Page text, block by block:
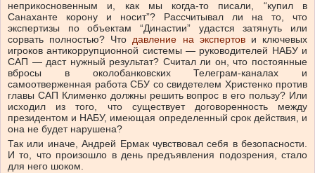
неприкосновенным и, как мы когда-то писали, “купил в
Санаханте корону и носит”? Рассчитывал ли на то, что
экспертизы по объектам “Династии” удастся затянуть или
сорвать полностью? Чтодавление на экспертови ключевых
игроков антикоррупционной системы — руководителей НАБУ и
САП — даст нужный результат? Считал ли он, что постоянные
вбросы в околобанковских Телеграм-каналах и
самоотверженная работа СБУ со свидетелем Христенко против
главы САП Клименко должны решить вопрос в его пользу? Или
исходил из того, что существует договоренность между
президентом и НАБУ, имеющая определенный срок действия, и
она не будет нарушена?
Так или иначе, Андрей Ермак чувствовал себя в безопасности.
И то, что произошло в день предъявления подозрения, стало
для него шоком.